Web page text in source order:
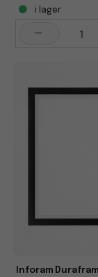
i lager
-
Inforam